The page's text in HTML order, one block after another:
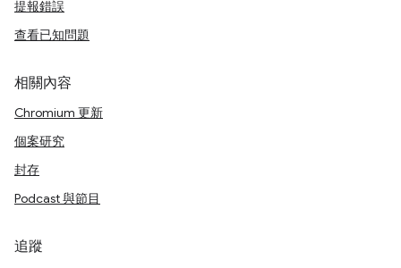
提報錯誤
查看已知問題
相關內容
Chromium 更新
個案研究
封存
Podcast 與節目
追蹤